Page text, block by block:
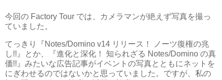
今回の Factory Tour では、カメラマンが絶えず写真を撮っ
ていました。
てっきり『Notes/Domino v14 リリース！ ノーツ復権の兆
し!!』とか、『進化と深化！ 知られざる Notes/Domino の真
価!!』みたいな広告記事がイベントの写真とともにネットを
にぎわせるのではないかと思っていました。ですが、私の